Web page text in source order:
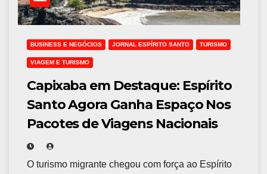
BUSINESS E NEGÓCIOS JORNAL ESPÍRITO SANTO TURISMO
VIAGEM E TURISMO
Capixaba em Destaque: Espírito
Santo Agora Ganha Espaço Nos
Pacotes de Viagens Nacionais
O turismo migrante chegou com força ao Espírito